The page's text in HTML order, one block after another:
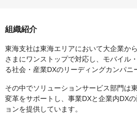
組織紹介
東海支社は東海エリアにおいて大企業か
さまにワンストップで対応し、モバイル
る社会・産業DXのリーディングカンパニ
その中でソリューションサービス部門は
変革をサポートし、事業DXと企業内DX
ョンを提供しています。